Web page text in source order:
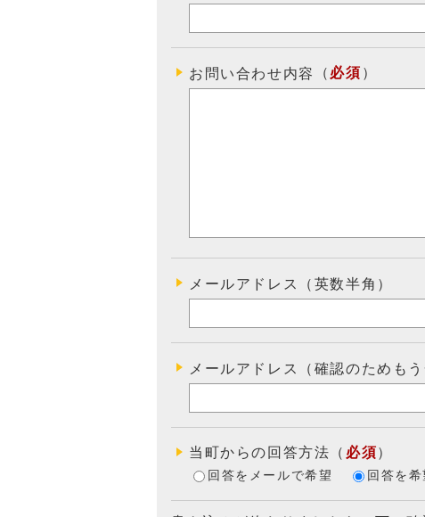
お問い合わせ内容 （ 必須 ）
メールアドレス（英数半角）
メールアドレス（確認のためも
当町からの回答方法 （ 必須）
回答をメールで希望 回答を